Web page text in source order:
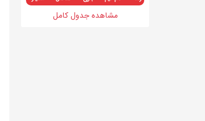
مشاهده جدول کامل